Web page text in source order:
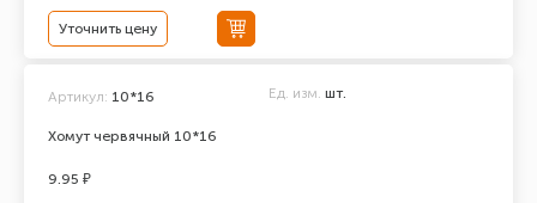
Уточнить цену
Хомут червячный 10*16
Артикул: 10*16 Ед. изм. шт.
9.95 ₽